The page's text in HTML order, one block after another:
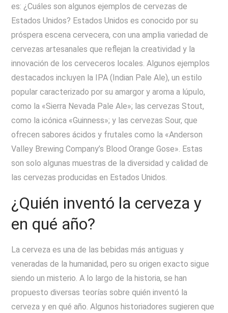
es: ¿Cuáles son algunos ejemplos de cervezas de
Estados Unidos? Estados Unidos es conocido por su
próspera escena cervecera, con una amplia variedad de
cervezas artesanales que reflejan la creatividad y la
innovación de los cerveceros locales. Algunos ejemplos
destacados incluyen la IPA (Indian Pale Ale), un estilo
popular caracterizado por su amargor y aroma a lúpulo,
como la «Sierra Nevada Pale Ale»; las cervezas Stout,
como la icónica «Guinness»; y las cervezas Sour, que
ofrecen sabores ácidos y frutales como la «Anderson
Valley Brewing Company’s Blood Orange Gose». Estas
son solo algunas muestras de la diversidad y calidad de
las cervezas producidas en Estados Unidos.
¿Quién inventó la cerveza y
en qué año?
La cerveza es una de las bebidas más antiguas y
veneradas de la humanidad, pero su origen exacto sigue
siendo un misterio. A lo largo de la historia, se han
propuesto diversas teorías sobre quién inventó la
cerveza y en qué año. Algunos historiadores sugieren que